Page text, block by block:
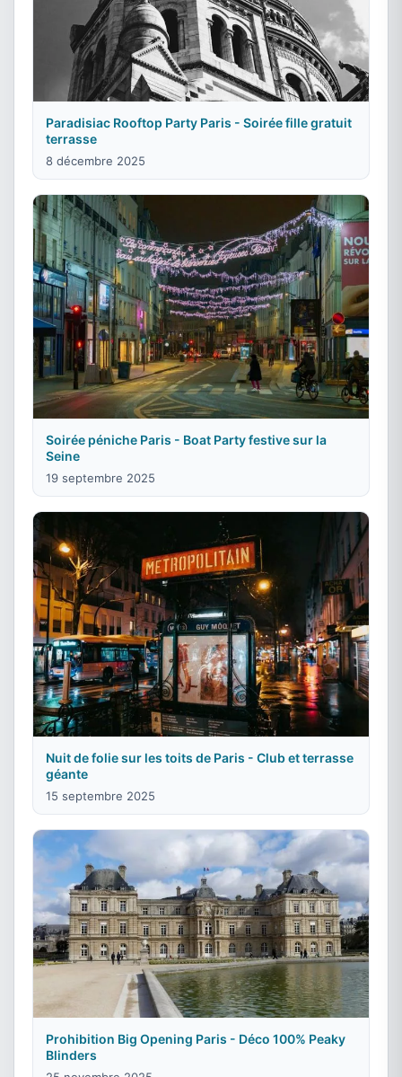
Paradisiac Rooftop Party Paris - Soirée fille gratuit
terrasse
8 décembre 2025
Soirée péniche Paris - Boat Party festive sur la
Seine
19 septembre 2025
Nuit de folie sur les toits de Paris - Club et terrasse
géante
15 septembre 2025
Prohibition Big Opening Paris - Déco 100% Peaky
Blinders